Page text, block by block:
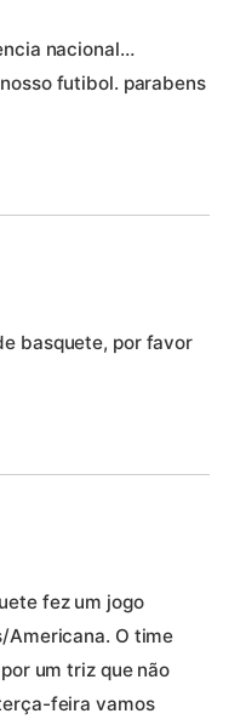
nacional…
futibol. parabens
basquete, por favor
fez um jogo
Americana. O time
um triz que não
feira vamos